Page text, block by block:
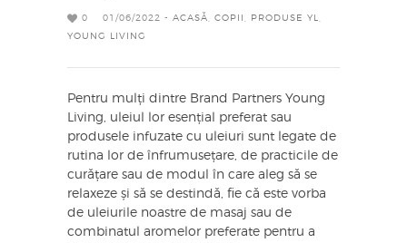
0 01/06/2022 - ACASĂ COPII PRODUSE YL
YOUNG LIVING
Pentru mulți dintre Brand Partners Young
Living, uleiul lor esențial preferat sau
produsele infuzate cu uleiuri sunt legate de
rutina lor de înfrumusețare, de practicile de
curățare sau de modul în care aleg să se
relaxeze și să se destindă, fie că este vorba
de uleiurile noastre de masaj sau de
combinatul aromelor preferate pentru a